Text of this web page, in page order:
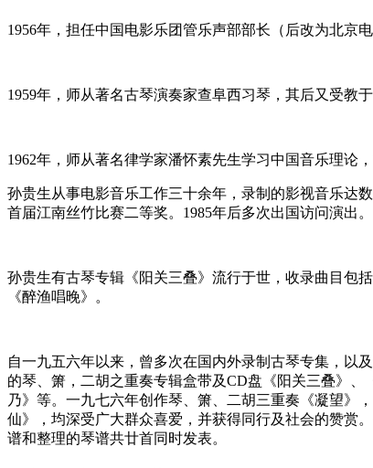
1956年，担任中国电影乐团管乐声部部长（后改为北京电
1959年，师从著名古琴演奏家查阜西习琴，其后又受教
1962年，师从著名律学家潘怀素先生学习中国音乐理论，
孙贵生从事电影音乐工作三十余年，录制的影视音乐达
首届江南丝竹比赛二等奖。1985年后多次出国访问演出。
孙贵生有古琴专辑《阳关三叠》流行于世，收录曲目包
《醉渔唱晚》。
自一九五六年以来，曾多次在国内外录制古琴专集，以
的琴、箫，二胡之重奏专辑盒带及CD盘《阳关三叠》
乃》等。一九七六年创作琴、箫、二胡三重奏《凝望》
仙》，均深受广大群众喜爱，并获得同行及社会的赞赏
谱和整理的琴谱共廿首同时发表。